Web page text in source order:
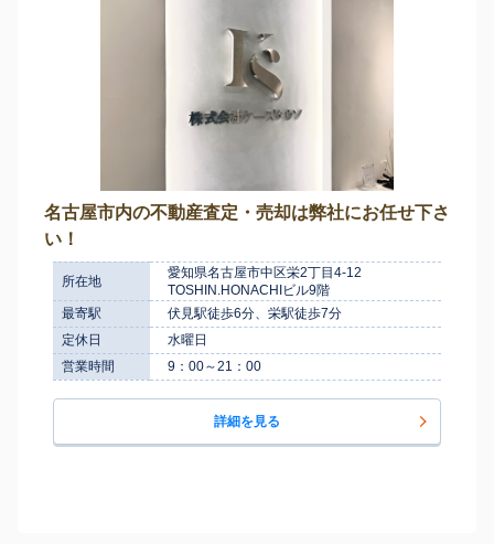
名古屋市内の不動産査定・売却は弊社にお任せ下さ
い！
所在地
愛知県名古屋市中区栄2丁目4-12
TOSHIN.HONACHIビル9階
最寄駅
伏見駅徒歩6分、栄駅徒歩7分
定休日
水曜日
営業時間
9：00～21：00
詳細を見る